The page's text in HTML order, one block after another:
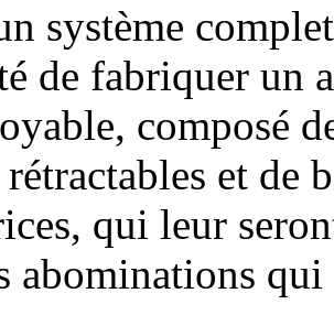
système
de fabriquer un
composé
et de
qui leur
abominations